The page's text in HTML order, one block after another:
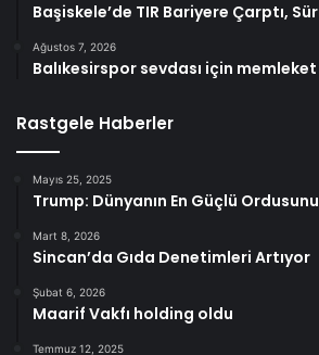
Başiskele’de TIR Bariyere Çarptı,
Ağustos 7, 2026
Balıkesirspor sevdası için
Rastgele Haberler
Mayıs 25, 2025
Trump: Dünyanın En Güçlü
Mart 8, 2026
Sincan’da Gıda Denetimleri Artıyor
Şubat 6, 2026
Maarif Vakfı holding oldu
Temmuz 12, 2025